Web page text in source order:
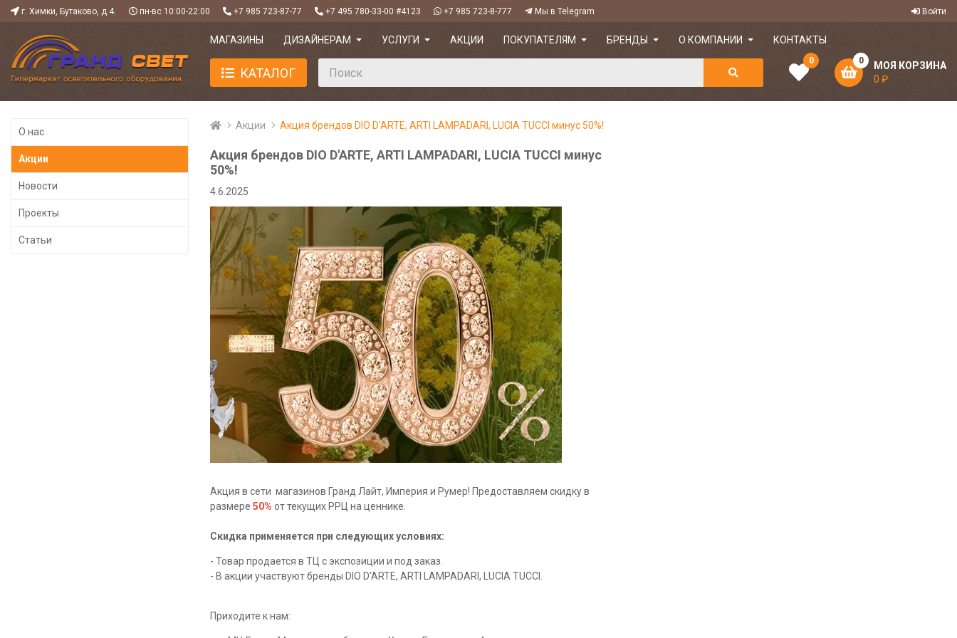
г. Химки, Бутаково, д.4. пн-вс 10:00-22:00 +7 985 723-87-77 +7 495 780-33-00 #4123 +7 985 723-8-777 Мы в Telegram Войти
МАГАЗИНЫ ДИЗАЙНЕРАМ УСЛУГИ АКЦИИ ПОКУПАТЕЛЯМ БРЕНДЫ О КОМПАНИИ КОНТАКТЫ
КАТАЛОГ
0 0
МОЯ КОРЗИНА
0 ₽
Акции Акция брендов DIO D'ARTE, ARTI LAMPADARI, LUCIA TUCCI минус 50%!
Акция брендов DIO D'ARTE, ARTI LAMPADARI, LUCIA TUCCI минус
50%!
4.6.2025
Акция в сети магазинов Гранд Лайт, Империя и Румер! Предоставляем скидку в
размере 50% от текущих РРЦ на ценнике.
Скидка применяется при следующих условиях:
- Товар продается в ТЦ с экспозиции и под заказ.
- В акции участвуют бренды DIO D'ARTE, ARTI LAMPADARI, LUCIA TUCCI.
Приходите к нам:
О нас
Акции
Новости
Проекты
Статьи